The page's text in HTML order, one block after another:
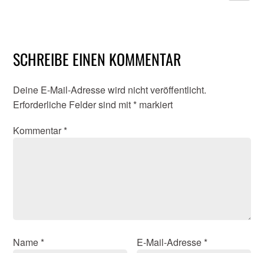
SCHREIBE EINEN KOMMENTAR
Deine E-Mail-Adresse wird nicht veröffentlicht.
Erforderliche Felder sind mit * markiert
Kommentar *
Name * E-Mail-Adresse *